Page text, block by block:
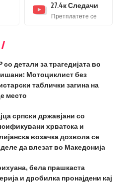
27.4кСледачи
Претплатете се
детали за трагедијата во
Мотоциклист без
таблички загина на
место
српски државјани со
хрватска и
возачка дозвола се
да влезат во Македонија
бела прашкаста
и дробилка пронајдени кај